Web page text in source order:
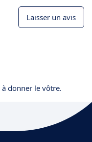
Laisser un avis
donner le vôtre.